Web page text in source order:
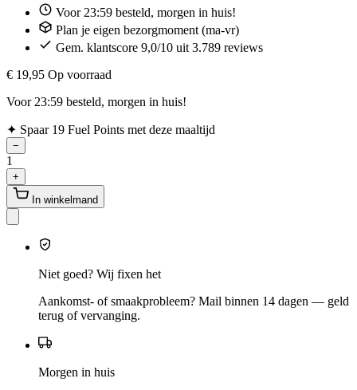
Voor 23:59 besteld, morgen in huis!
Plan je eigen bezorgmoment (ma-vr)
Gem. klantscore 9,0/10 uit 3.789 reviews
€ 19,95 Op voorraad
Voor 23:59 besteld, morgen in huis!
✦ Spaar 19 Fuel Points met deze maaltijd
−
1
+
In winkelmand
Niet goed? Wij fixen het
Aankomst- of smaakprobleem? Mail binnen 14 dagen — geld
terug of vervanging.
Morgen in huis